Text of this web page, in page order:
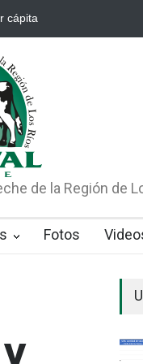
cápita Río Bueno es la
de la Región de
Fotos